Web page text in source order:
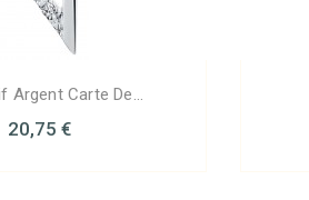
Argent Carte De...
20,75 €